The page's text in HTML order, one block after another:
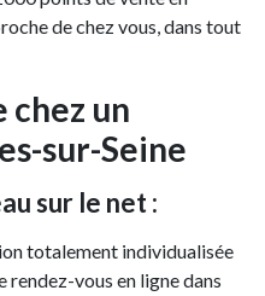
de chez vous, dans tout
chez un
sur-Seine
sur le net :
totalement individualisée
rendez-vous en ligne dans